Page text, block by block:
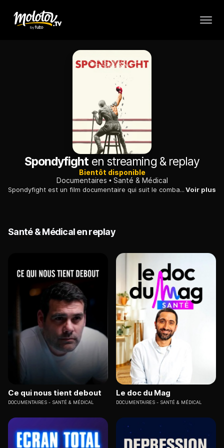
Spondyfighten streaming & replay
Bientôt disponible
Documentaires
Santé & Médical
Spondyfight est un film documentaire qui suit le combat quotidien d'Anthony Boscher face à la spondylarthrite ankylosante. À travers des témoignages intimes et des séquences immersives, il met en lumière sa lutte pour conserver sa mobilité, sa dignité et l'espoir face à une maladie invisible et invalidante.Voir plus
Santé & Médical en replay
Ce qui nous tient debout
DOCUMENTAIRES SANTÉ & MÉDICAL
Le doc du Mag
DOCUMENTAIRES SANTÉ & MÉDICAL